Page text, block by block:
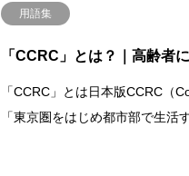
用語集
「CCRC」とは？｜高齢者
「CCRC」とは日本版CCRC（
「東京圏をはじめ都市部で生活